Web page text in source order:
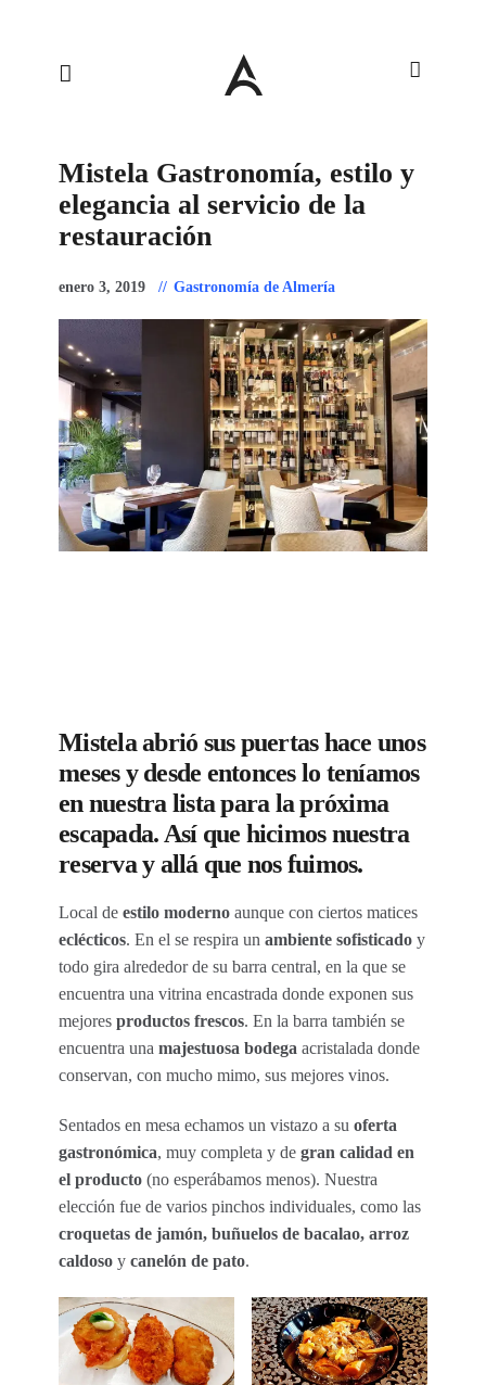
Mistela Gastronomía, estilo y
elegancia al servicio de la
restauración
enero 3, 2019 Gastronomía de Almería
Mistela abrió sus puertas hace unos
meses y desde entonces lo teníamos
en nuestra lista para la próxima
escapada. Así que hicimos nuestra
reserva y allá que nos fuimos.
Local de estilo moderno aunque con ciertos matices
eclécticos. En el se respira un ambiente sofisticado y
todo gira alrededor de su barra central, en la que se
encuentra una vitrina encastrada donde exponen sus
mejores productos frescos. En la barra también se
encuentra una majestuosa bodega acristalada donde
conservan, con mucho mimo, sus mejores vinos.
Sentados en mesa echamos un vistazo a su oferta
gastronómica, muy completa y de gran calidad en
el producto (no esperábamos menos). Nuestra
elección fue de varios pinchos individuales, como las
croquetas de jamón, buñuelos de bacalao, arroz
caldoso y canelón de pato.